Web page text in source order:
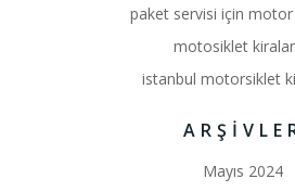
paket servisi için
motosiklet
istanbul motorsiklet
Mayıs 2024